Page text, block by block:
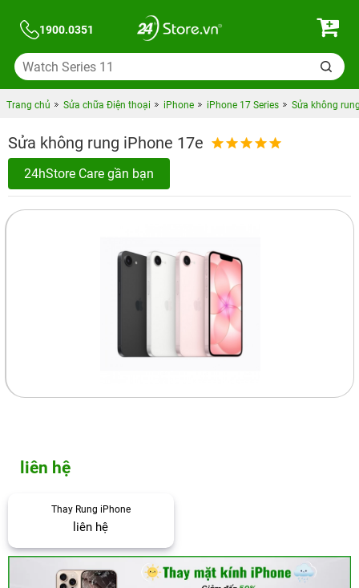
1900.0351
Trang chủ Sửa chữa Điện thoại iPhone iPhone 17 Series Sửa không
Sửa không rung iPhone 17e
24hStore Care gần bạn
liên hệ
Thay Rung iPhone
liên hệ